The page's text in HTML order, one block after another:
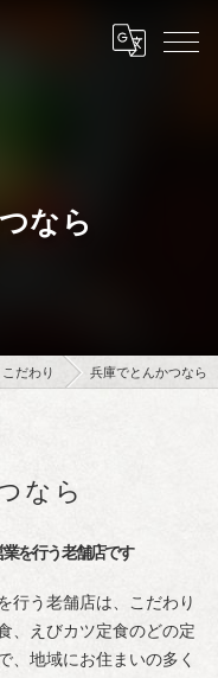
なら
こだわり 兵庫でとんかつなら
を行う老舗店です
なら
行う老舗店は、こだわり
、えびカツ定食のどの定
、地域にお住まいの多く